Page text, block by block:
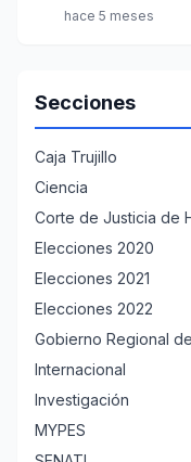
hace 5 meses
Secciones
Caja Trujillo
Ciencia
Corte de Justicia de
Elecciones 2020
Elecciones 2021
Elecciones 2022
Gobierno Regional
Internacional
Investigación
MYPES